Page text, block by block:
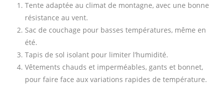
Tente adaptée au climat de montagne, avec une bonne
résistance au vent.
Sac de couchage pour basses températures, même en
été.
Tapis de sol isolant pour limiter l’humidité.
Vêtements chauds et imperméables, gants et bonnet,
pour faire face aux variations rapides de température.